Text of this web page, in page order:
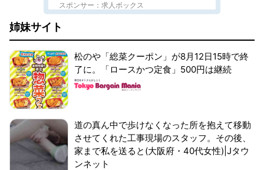
スポンサー：求人ボックス
姉妹サイト
松のや「総菜クーポン」が8月12日15時で終
了に。「ロースかつ定食」500円は継続
道の真ん中で歩けなくなった所を抱えて移動
させてくれた工事現場のスタッフ。その後、
家まで私を送ると(大阪府・40代女性)|Jタウ
ンネット